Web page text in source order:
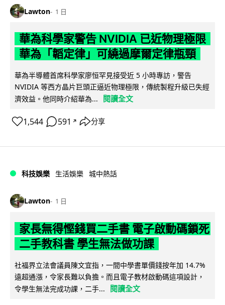
Lawton 1 日
華為科學家警告 NVIDIA 已近物理極限
華為「韜定律」可繞過摩爾定律瓶頸
華為半導體首席科學家廖恒罕見接受近 5 小時專訪，警告
NVIDIA 等西方晶片巨頭正逼近物理極限，傳統製程升級已失經
濟效益。他同時介紹華為...
閱讀全文
1,544 591 ↗ 分享
科技娛樂 生活娛樂 城中熱話
Lawton 1 日
家長無得慳錢買二手書 電子啟動碼鎖死
二手教科書 學生無法做功課
社福界立法會議員陳文宜指，一間中學書單價錢按年加 14.7%
遠超通漲，令家長難以負擔。而且電子教材啟動碼這項設計，
令學生無法完成功課，二手...
閱讀全文